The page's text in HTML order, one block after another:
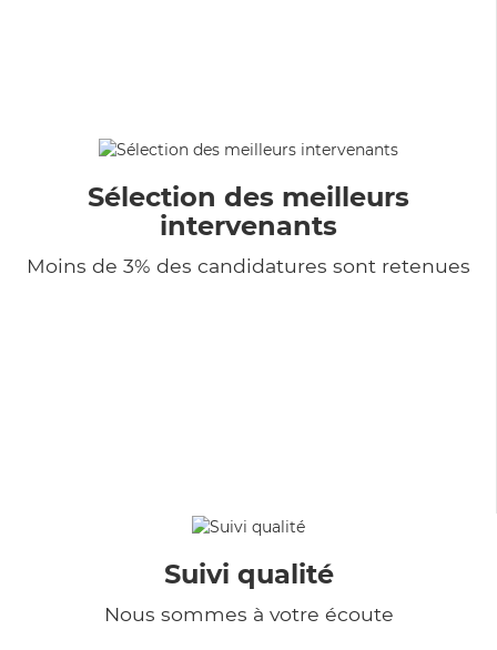
Sélection des meilleurs
intervenants
Moins de 3% des candidatures sont retenues
Suivi qualité
Nous sommes à votre écoute